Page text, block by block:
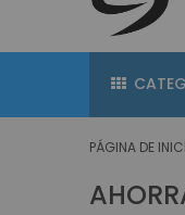
PÁGINA DE